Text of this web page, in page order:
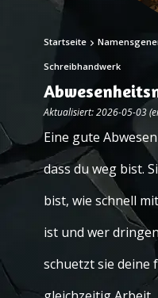
Startseite
Schreibhandwerk
Aktualisiert: 2026-05-03
Eine gute
dass du weg bist.
bist, wie schnell
ist und wer
schuetzt sie deine